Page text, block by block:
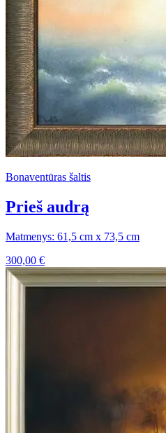
Bonaventūras šaltis
Prieš audrą
Matmenys: 61,5 cm x 73,5 cm
300,00 €